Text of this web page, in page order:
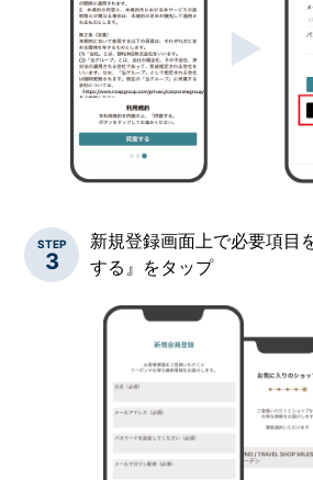
STEP
3
新規登録画面上で必要項目
する』をタップ